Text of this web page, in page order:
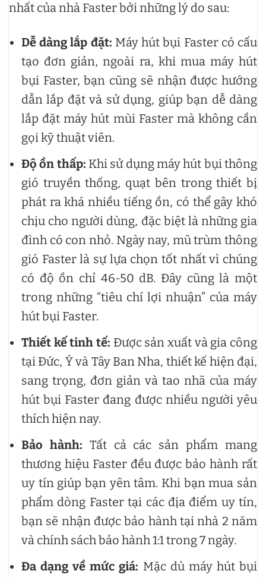
nhất của nhà Faster bởi những lý do sau:
Dễ dàng lắp đặt: Máy hút bụi Faster có cấu
tạo đơn giản, ngoài ra, khi mua máy hút
bụi Faster, bạn cũng sẽ nhận được hướng
dẫn lắp đặt và sử dụng, giúp bạn dễ dàng
lắp đặt máy hút mùi Faster mà không cần
gọi kỹ thuật viên.
Độ ồn thấp: Khi sử dụng máy hút bụi thông
gió truyền thống, quạt bên trong thiết bị
phát ra khá nhiều tiếng ồn, có thể gây khó
chịu cho người dùng, đặc biệt là những gia
đình có con nhỏ. Ngày nay, mũ trùm thông
gió Faster là sự lựa chọn tốt nhất vì chúng
có độ ồn chỉ 46-50 dB. Đây cũng là một
trong những “tiêu chí lợi nhuận” của máy
hút bụi Faster.
Thiết kế tinh tế: Được sản xuất và gia công
tại Đức, Ý và Tây Ban Nha, thiết kế hiện đại,
sang trọng, đơn giản và tao nhã của máy
hút bụi Faster đang được nhiều người yêu
thích hiện nay.
Bảo hành: Tất cả các sản phẩm mang
thương hiệu Faster đều được bảo hành rất
uy tín giúp bạn yên tâm. Khi bạn mua sản
phẩm dòng Faster tại các địa điểm uy tín,
bạn sẽ nhận được bảo hành tại nhà 2 năm
và chính sách bảo hành 1:1 trong 7 ngày.
Đa dạng về mức giá: Mặc dù máy hút bụi